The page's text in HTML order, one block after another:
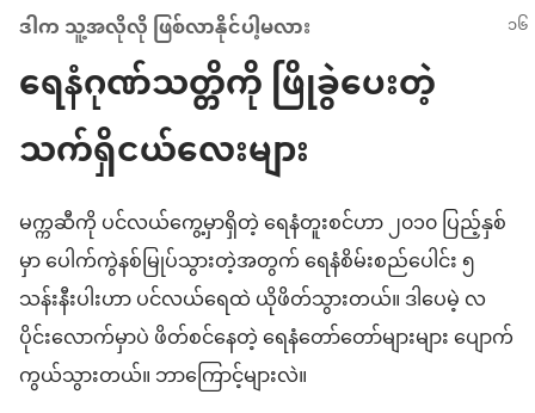
ဒါက သူ့အလိုလို ဖြစ်လာနိုင်ပါ့မလား
ရေနံဂုဏ်သတ္တိကို ဖြိုခွဲပေးတဲ့
သက်ရှိငယ်လေးများ
မက္ကဆီကို ပင်လယ်ကွေ့မှာရှိတဲ့ ရေနံတူးစင်ဟာ ၂၀၁၀ ပြည့်နှစ်
မှာ ပေါက်ကွဲနစ်မြုပ်သွားတဲ့အတွက် ရေနံစိမ်းစည်ပေါင်း ၅
သန်းနီးပါးဟာ ပင်လယ်ရေထဲ ယိုဖိတ်သွားတယ်။ ဒါပေမဲ့ လ
ပိုင်းလောက်မှာပဲ ဖိတ်စင်နေတဲ့ ရေနံတော်တော်များများ ပျောက်
ကွယ်သွားတယ်။ ဘာကြောင့်များလဲ။